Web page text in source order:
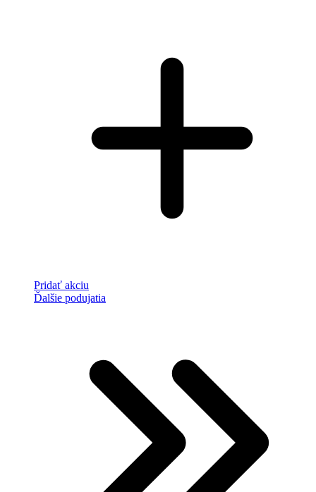
Pridať akciu
Ďalšie podujatia